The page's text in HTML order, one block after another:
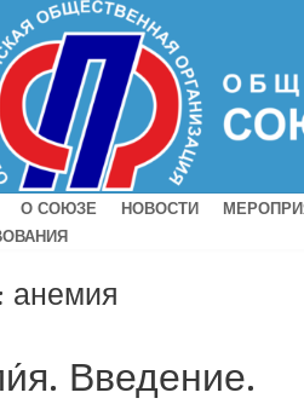
О СОЮЗЕ НОВОСТИ
анемия
Введение.